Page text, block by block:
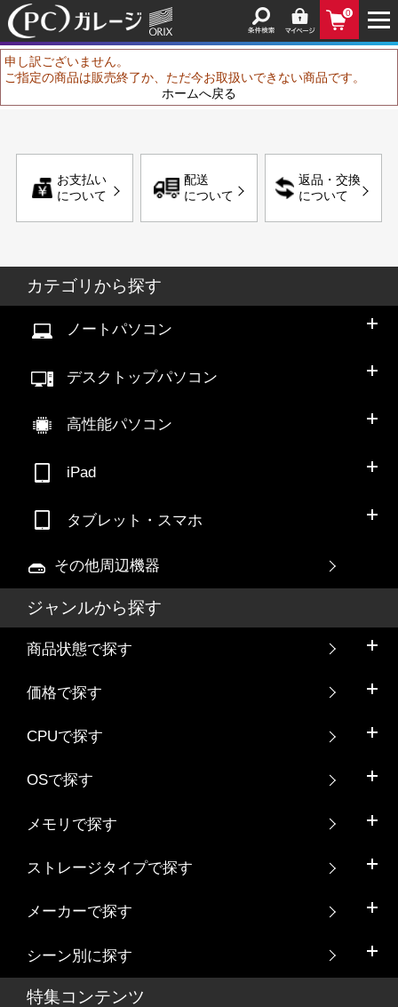
0
申し訳ございません。
ご指定の商品は販売終了か、ただ今お取扱いできない商品です。
ホームへ戻る
お支払い
について
配送
について
返品・交換
について
カテゴリから探す
ノートパソコン
デスクトップパソコン
高性能パソコン
iPad
タブレット・スマホ
その他周辺機器
ジャンルから探す
商品状態で探す
価格で探す
CPUで探す
OSで探す
メモリで探す
ストレージタイプで探す
メーカーで探す
シーン別に探す
特集コンテンツ